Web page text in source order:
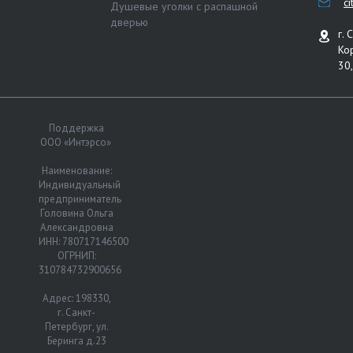
Душевые уголки с распашной
дверью
г.
Поддержка
ООО «Интэрсо»
Наименование:
Индивидуальный
предприниматель
Головина Ольга
Александровна
ИНН: 780717146500
ОГРНИП:
310784732900656
Адрес: 198330,
г. Санкт-
Петербург, ул.
Беринга д.23